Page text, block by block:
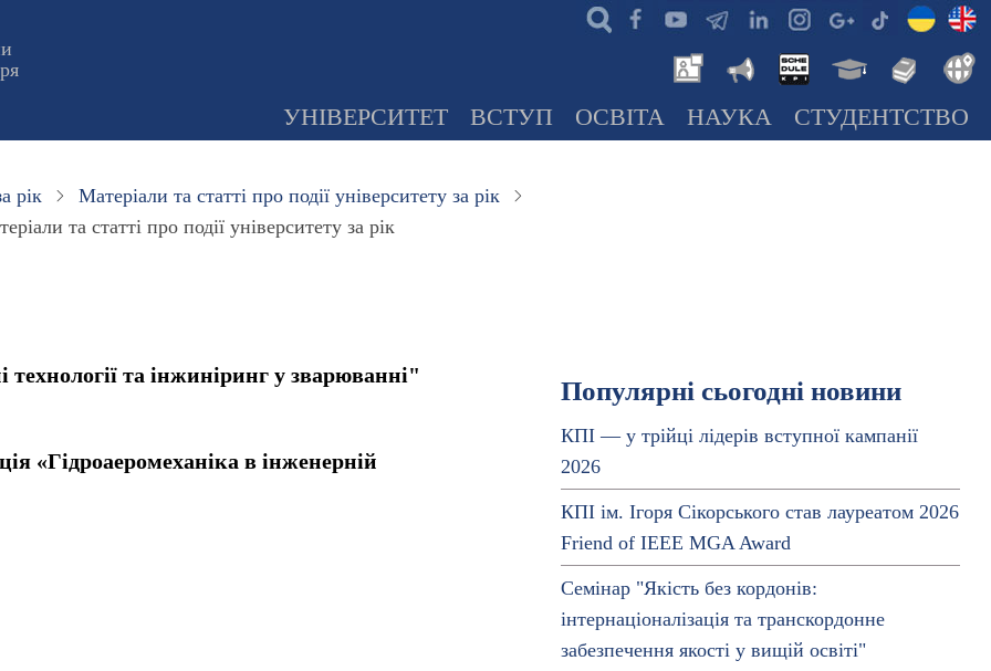
УНІВЕРСИТЕТ ВСТУП ОСВІТА НАУКА СТУДЕНТСТВО
рік
Матеріали та статті про події університету за рік
та статті про події університету за рік
та інжиніринг у зварюванні"
«Гідроаеромеханіка в інженерній
Популярні сьогодні новини
КПІ — у трійці лідерів вступної кампанії
2026
КПІ ім. Ігоря Сікорського став лауреатом 2026
Friend of IEEE MGA Award
Семінар "Якість без кордонів:
інтернаціоналізація та транскордонне
забезпечення якості у вищій освіті"